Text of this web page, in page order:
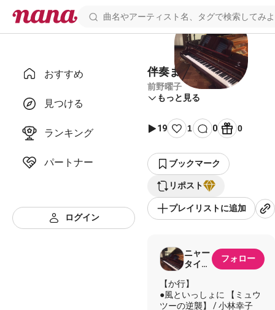
おすすめ
見つける
ランキング
パートナー
ログイン
伴奏まとめ【か行】
前野曜子
もっと見る
19 1 0 0
ブックマーク
リポスト
プレイリストに追加
ニャー
タイプ
非公認
クリエ
イター
フォロー
【か行】
●風といっしょに 【ミュウ